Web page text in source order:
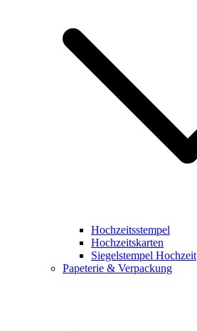
Hochzeitsstempel
Hochzeitskarten
Siegelstempel Hochzeit
Papeterie & Verpackung